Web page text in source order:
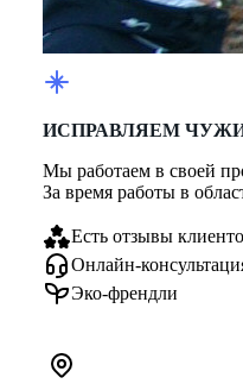
ИСПРАВЛЯЕМ
Мы работаем в своей
За время работы в
Есть отзывы
Онлайн-
Эко-френдли